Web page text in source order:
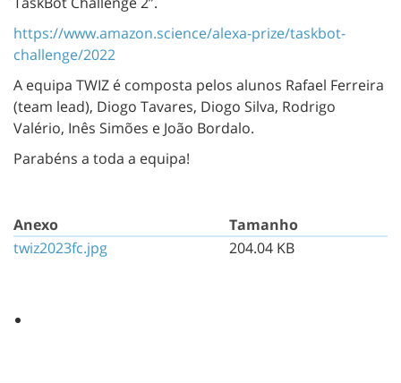
https://www.amazon.science/alexa-prize/taskbot-
challenge/2022
A equipa TWIZ é composta pelos alunos Rafael Ferreira
(team lead), Diogo Tavares, Diogo Silva, Rodrigo
Valério, Inês Simões e João Bordalo.
Parabéns a toda a equipa!
Anexo
Tamanho
twiz2023fc.jpg
204.04 KB